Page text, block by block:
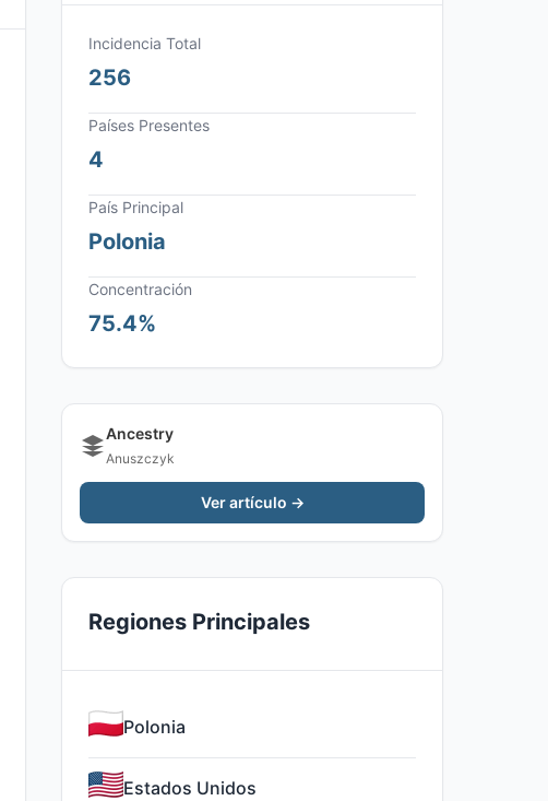
Incidencia Total
256
Países Presentes
4
País Principal
Polonia
Concentración
75.4%
Ancestry
Anuszczyk
Ver artículo →
Regiones Principales
Polonia
Estados Unidos